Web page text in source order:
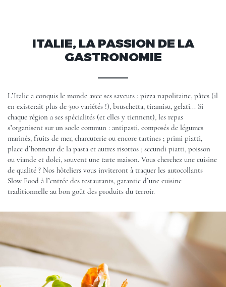
ITALIE, LA PASSION DE LA
GASTRONOMIE
L’Italie a conquis le monde avec ses saveurs : pizza napolitaine, pâtes (il
en existerait plus de 300 variétés !), bruschetta, tiramisu, gelati... Si
chaque région a ses spécialités (et elles y tiennent), les repas
s’organisent sur un socle commun : antipasti, composés de légumes
marinés, fruits de mer, charcuterie ou encore tartines ; primi piatti,
place d’honneur de la pasta et autres risottos ; secundi piatti, poisson
ou viande et dolci, souvent une tarte maison. Vous cherchez une cuisine
de qualité ? Nos hôteliers vous inviteront à traquer les autocollants
Slow Food à l’entrée des restaurants, garantie d’une cuisine
traditionnelle au bon goût des produits du terroir.